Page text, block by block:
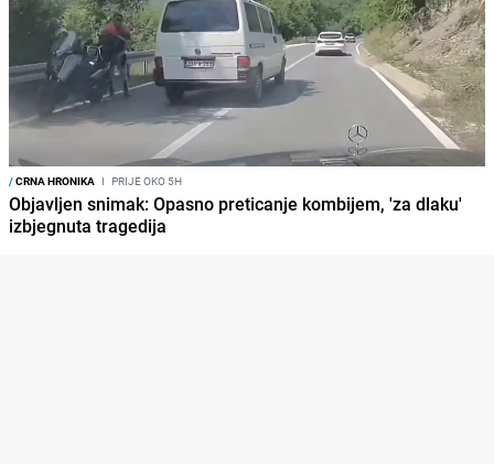
/CRNA HRONIKA I PRIJE OKO 5H
Objavljen snimak: Opasno preticanje kombijem, 'za dlaku'
izbjegnuta tragedija